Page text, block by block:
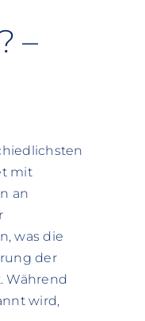
–
mit
an
was die
der
Während
wird,